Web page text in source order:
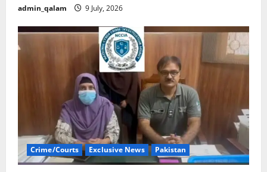
admin_qalam 9 July, 2026
Crime/Courts Exclusive News Pakistan